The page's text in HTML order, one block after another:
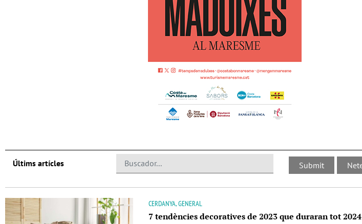
Últims artícles
CERDANYA, GENERAL
7 tendències decoratives de 2023 que duraran tot 2024